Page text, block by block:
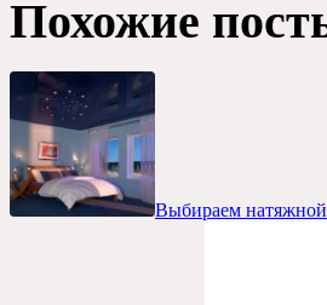
Похожие
Выбираем